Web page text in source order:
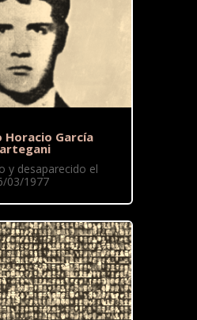
Horacio García
y desaparecido el
03/1977